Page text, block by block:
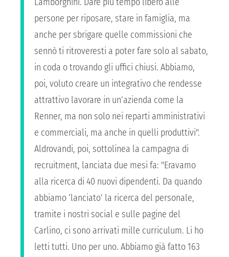
Lamborghini. Dare più tempo libero alle
persone per riposare, stare in famiglia, ma
anche per sbrigare quelle commissioni che
sennò ti ritroveresti a poter fare solo al sabato,
in coda o trovando gli uffici chiusi. Abbiamo,
poi, voluto creare un integrativo che rendesse
attrattivo lavorare in un’azienda come la
Renner, ma non solo nei reparti amministrativi
e commerciali, ma anche in quelli produttivi".
Aldrovandi, poi, sottolinea la campagna di
recruitment, lanciata due mesi fa: "Eravamo
alla ricerca di 40 nuovi dipendenti. Da quando
abbiamo ‘lanciato’ la ricerca del personale,
tramite i nostri social e sulle pagine del
Carlino, ci sono arrivati mille curriculum. Li ho
letti tutti. Uno per uno. Abbiamo già fatto 163